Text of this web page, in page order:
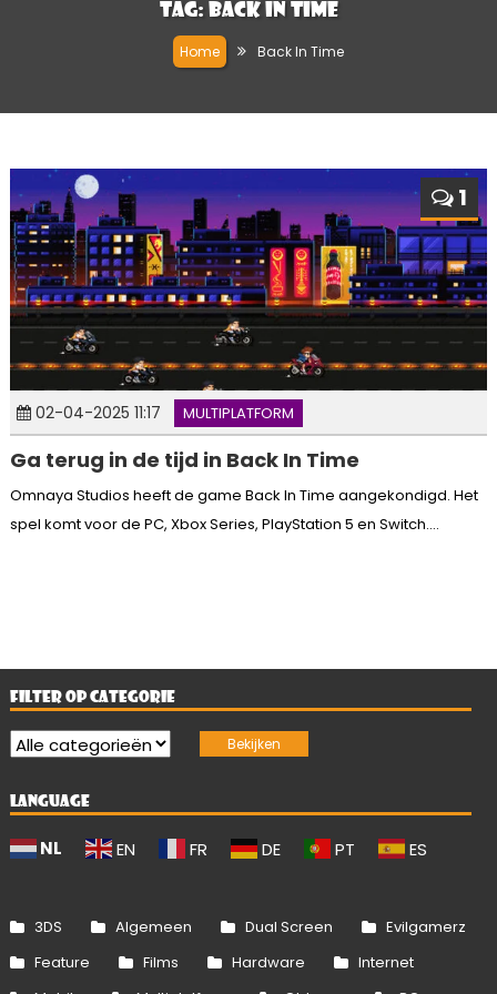
Tag: Back In Time
Home Back In Time
1
02-04-2025 11:17 MULTIPLATFORM
Ga terug in de tijd in Back In Time
Omnaya Studios heeft de game Back In Time aangekondigd. Het
spel komt voor de PC, Xbox Series, PlayStation 5 en Switch....
FILTER OP CATEGORIE
LANGUAGE
NL EN FR DE PT ES
3DS Algemeen Dual Screen
Evilgamerz
Feature
Films Hardware
Internet